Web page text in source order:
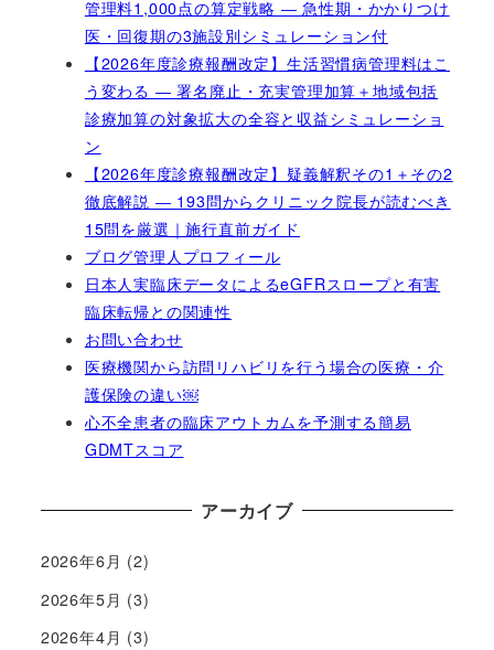
管理料1,000点の算定戦略 ― 急性期・かかりつけ
医・回復期の3施設別シミュレーション付
【2026年度診療報酬改定】生活習慣病管理料はこ
う変わる ― 署名廃止・充実管理加算＋地域包括
診療加算の対象拡大の全容と収益シミュレーショ
ン
【2026年度診療報酬改定】疑義解釈その1＋その2
徹底解説 ― 193問からクリニック院長が読むべき
15問を厳選｜施行直前ガイド
ブログ管理人プロフィール
日本人実臨床データによるeGFRスロープと有害
臨床転帰との関連性
お問い合わせ
医療機関から訪問リハビリを行う場合の医療・介
護保険の違い￼
心不全患者の臨床アウトカムを予測する簡易
GDMTスコア
アーカイブ
2026年6月 (2)
2026年5月 (3)
2026年4月 (3)